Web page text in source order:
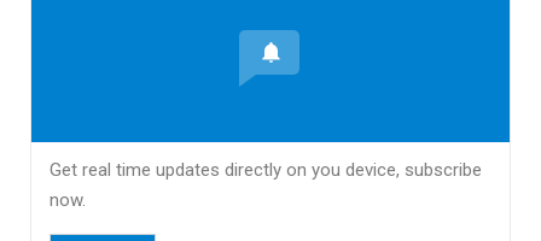
Get real time updates directly on you device, subscribe
now.